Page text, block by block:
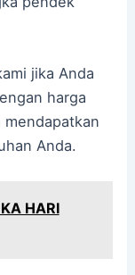
jika Anda
harga
Anda.
HARI